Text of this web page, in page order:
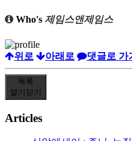
Who's 제임스앤제임스
위로 아래로 댓글로 가
목록
열기 닫기
Articles